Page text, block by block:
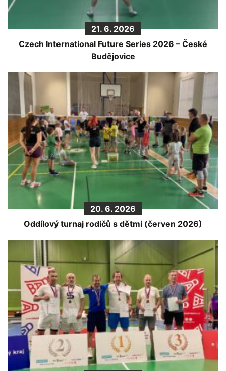
21. 6. 2026
Czech International Future Series 2026 – České
Budějovice
20. 6. 2026
Oddílový turnaj rodičů s dětmi (červen 2026)